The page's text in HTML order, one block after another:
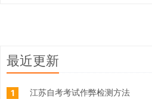
最近更新
1 江苏自考考试作弊检测方法